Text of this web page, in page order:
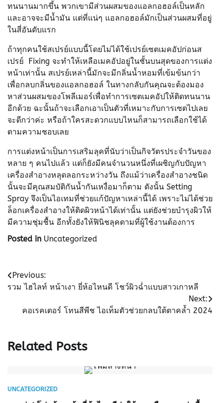
ทนนานมากขึ้น พวกเขามีส่วนผสมของแอลกอฮอล์เป็นหลัก
และอาจจะมีน้ำมัน แต่ที่แน่ๆ แอลกอฮอล์มักเป็นส่วนผสมที่อยู่
ในสี่อันดับแรก
ถ้าทุกคนใช้สเปรย์แบบนี้โดยไม่ได้ใช้เปรย์เซตเมคอัปก่อนส
เปรย์ Fixing จะทำให้เหลือเมคอัปอยู่ในชั้นบนสุดของการแต่ง
หน้าเท่านั้น สเปรย์เหล่านี้มักจะมีกลิ่นน้ำหอมที่เข้มข้นกว่า
เพื่อกลบกลิ่นของแอลกอฮอล์ ในทางกลับกันคุณจะต้องมอง
หาส่วนผสมของโพลีเมอร์เพื่อทำการเซตเมคอัปให้ติดทนนาน
อีกด้วย ฉะนั้นถ้าจะเลือกเอาเป็นตัวที่เหมาะกับการเซตไปเลย
จะดีกว่าค่ะ หรือถ้าใครสะดวกแบบไหนก็สามารถเลือกใช้ได้
ตามความชอบเลย
การแต่งหน้าเป็นการเสริมลุคที่นับว่าเป็นกิจวัตรประจำวันของ
หลาย ๆ คนไปแล้ว แต่ก็ยังมีคนจำนวนหนึ่งที่เผชิญกับปัญหา
เครื่องสำอางหลุดลอกระหว่างวัน ถึงแม้ว่าเครื่องสำอางชนิด
นั้นจะมีคุณสมบัติกันน้ำกันเหงื่อมาก็ตาม ดังนั้น Setting
Spray จึงเป็นไอเทมที่ช่วยแก้ปัญหาเหล่านี้ได้ เพราะไม่ได้ช่วย
ล็อกเครื่องสำอางให้ติดผิวหน้าได้เท่านั้น แต่ยังช่วยบำรุงผิวให้
มีความชุ่มชื้น อีกทั้งยังให้ฟินิชลุคตามที่ผู้ใช้งานต้องการ
Posted in Uncategorized
Post
navigation
Previous:
รวม ไฮไลท์ หน้าเงา ยี่ห้อไหนดี โชว์ผิวฉ่ำแบบสาวเกาหลี
Next:
คอเรคเตอร์ โทนสีพีช ไอเท็มตัวช่วยกลบใต้ตาคล้ำ 2024
Related Posts
UNCATEGORIZED